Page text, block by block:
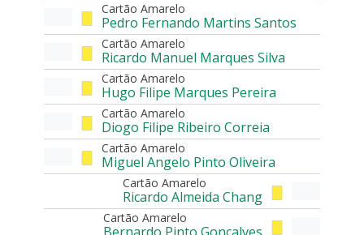
Cartão Amarelo
Pedro Fernando Martins Santos
Cartão Amarelo
Ricardo Manuel Marques Silva
Cartão Amarelo
Hugo Filipe Marques Pereira
Cartão Amarelo
Diogo Filipe Ribeiro Correia
Cartão Amarelo
Miguel Angelo Pinto Oliveira
Cartão Amarelo
Ricardo Almeida Chang
Cartão Amarelo